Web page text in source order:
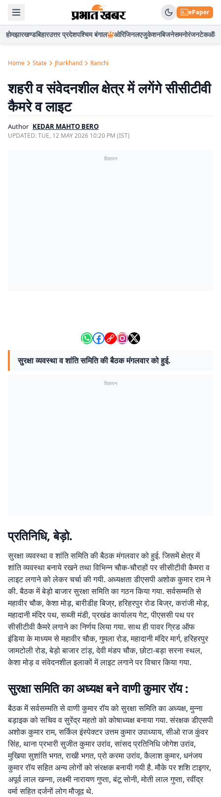
ePaper
होमझारखण्डबिहारउत्तर प्रदेशपश्चिम बंगाल ओरिजिनलएजुकेशनबिजनेसमनोरंजनटेकऑटो
Home State Jharkhand Ranchi
शहरी व संवेदनशील क्षेत्र में लगेंगे सीसीटीवी
कैमरे व लाइट
Author KEDAR MAHTO BERO
UPDATED:TUE, 12 MAY 2026 10:20 PM (IST)
विज्ञापन
सुरक्षा व्यवस्था व शांति समिति की बैठक मंगलवार को हुई.
विज्ञापन
प्रतिनिधि, बेड़ो.
सुरक्षा व्यवस्था व शांति समिति की बैठक मंगलवार को हुई. जिसमें क्षेत्र में
शांति व्यवस्था बनाये रखने तथा विभिन्न चौक-चौराहों पर सीसीटीवी कैमरा व
लाइट लगाने को लेकर चर्चा की गयी. अध्यक्षता डीएसपी अशोक कुमार राम ने
की. बैठक में बेड़ो बाजार सुरक्षा समिति का गठन किया गया. सर्वसम्मति से
महावीर चौक, केशा मोड़, बारीडीह बिज्र, हरिहरपुर रोड बिज्र, करांजी मोड़,
महादानी मंदिर पथ, सब्जी मंडी, प्रखंड कार्यालय गेट, पीएससी पथ पर
सीसीटीवी कैमरे लगाने का निर्णय लिया गया. साथ ही पावर ग्रिड ऑफ
इंडिया के माध्यम से महावीर चौक, गुमला रोड, महादानी मंदिर मार्ग, हरिहरपुर
जामटोली रोड, बेड़ो बाजार टांड़, देवी मंडप चौक, छोटा-बड़ा सरना स्थल,
केशा मोड़ व संवेदनशील इलाकों में लाइट लगाने पर विचार किया गया.
सुरक्षा समिति का अध्यक्ष बने वाणी कुमार रॉय :
बैठक में सर्वसम्मति से वाणी कुमार रॉय को सुरक्षा समिति का अध्यक्ष, मुन्ना
बड़ाइक को सचिव व सुरेंद्र महतो को कोषाध्यक्ष बनाया गया. संरक्षक डीएसपी
अशोक कुमार राम, सर्किल इंस्पेक्टर उत्तम कुमार उपाध्याय, सीओ राज कुंवर
सिंह, थाना प्रभारी सुजीत कुमार उरांव, सांसद प्रतिनिधि जोगेश उरांव,
मुखिया सुशांति भगत, राखी भगत, प्रो करमा उरांव, कैलाश कुमार, धनंजय
कुमार रॉय सहित अन्य लोगों को संरक्षक बनायी गयी है. मौके पर शशि टाइगर,
अपूर्व लाल खन्ना, लक्ष्मी नारायण गुप्ता, बंटू सोनी, मोती लाल गुप्ता, रवींद्र
वर्मा सहित दर्जनों लोग मौजूद थे.